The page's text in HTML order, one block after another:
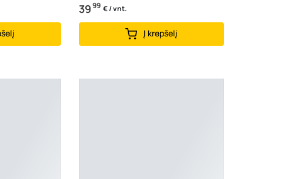
mel., bal...
3999 € / vnt.
Į krepšelį